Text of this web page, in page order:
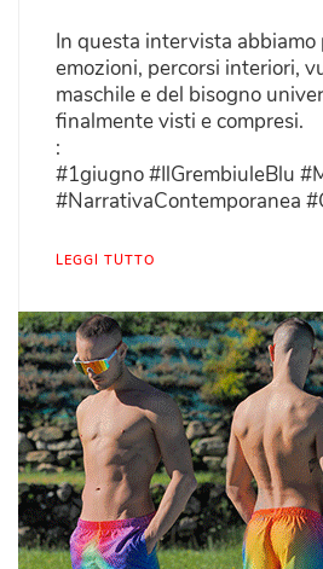
In questa intervista abbiamo
emozioni, percorsi interiori,
maschile e del bisogno
finalmente visti e compresi.
:
#1giugno #IlGrembiuleBlu
#NarrativaContemporanea
LEGGI TUTTO